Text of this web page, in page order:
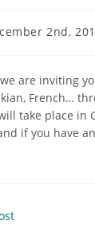
2nd,
are inviting
French…
take place in
if you have